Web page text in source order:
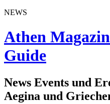
NEWS
Athen
Guide
News Events und
Aegina und